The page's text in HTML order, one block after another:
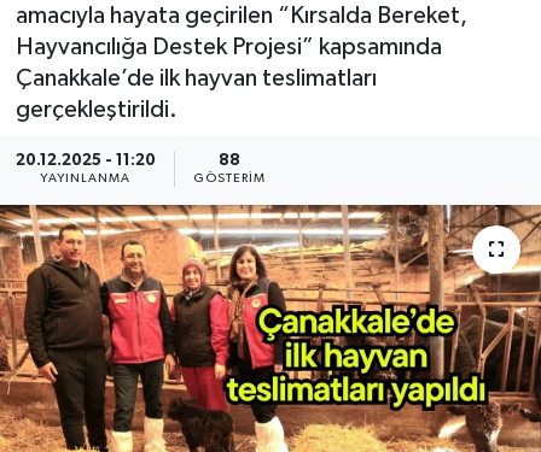
amacıyla hayata geçirilen “Kırsalda Bereket,
Hayvancılığa Destek Projesi” kapsamında
Çanakkale’de ilk hayvan teslimatları
gerçekleştirildi.
20.12.2025 - 11:20
YAYINLANMA
88
GÖSTERIM
Magazin
Resmi İlanlar
Sağlık
Haber Arşivi